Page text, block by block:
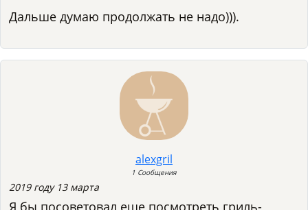
Дальше думаю продолжать не надо))).
alexgril
1 Сообщения
2019 году 13 марта
Я бы посоветовал еще посмотреть гриль-